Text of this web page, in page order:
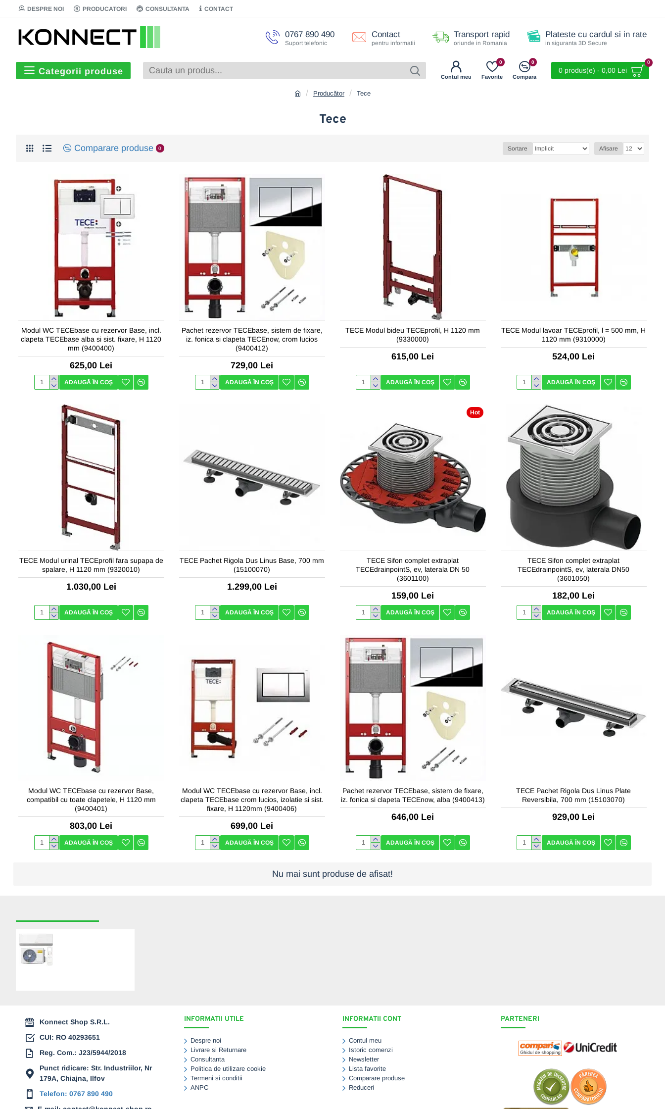
DESPRE NOI PRODUCATORI CONSULTANTA CONTACT
0767 890 490
Suport telefonic
Contact
pentru informatii
Transport rapid
oriunde in Romania
Plateste cu cardul si in rate
in siguranta 3D Secure
Categorii produse
Contul meu Favorite
0
Compara
0
0 produs(e) - 0,00 Lei
0
Producător Tece
Tece
Comparare produse 0 Sortare Afisare
Modul WC TECEbase cu rezervor Base, incl.
clapeta TECEbase alba si sist. fixare, H 1120
mm (9400400)
625,00 Lei
ADAUGĂ ÎN COŞ
Pachet rezervor TECEbase, sistem de fixare,
iz. fonica si clapeta TECEnow, crom lucios
(9400412)
729,00 Lei
ADAUGĂ ÎN COŞ
TECE Modul bideu TECEprofil, H 1120 mm
(9330000)
615,00 Lei
ADAUGĂ ÎN COŞ
TECE Modul lavoar TECEprofil, l = 500 mm, H
1120 mm (9310000)
524,00 Lei
ADAUGĂ ÎN COŞ
TECE Modul urinal TECEprofil fara supapa de
spalare, H 1120 mm (9320010)
1.030,00 Lei
ADAUGĂ ÎN COŞ
TECE Pachet Rigola Dus Linus Base, 700 mm
(15100070)
1.299,00 Lei
ADAUGĂ ÎN COŞ
Hot
TECE Sifon complet extraplat
TECEdrainpointS, ev, laterala DN 50
(3601100)
159,00 Lei
ADAUGĂ ÎN COŞ
TECE Sifon complet extraplat
TECEdrainpointS, ev, laterala DN50
(3601050)
182,00 Lei
ADAUGĂ ÎN COŞ
Modul WC TECEbase cu rezervor Base,
compatibil cu toate clapetele, H 1120 mm
(9400401)
803,00 Lei
ADAUGĂ ÎN COŞ
Modul WC TECEbase cu rezervor Base, incl.
clapeta TECEbase crom lucios, izolatie si sist.
fixare, H 1120mm (9400406)
699,00 Lei
ADAUGĂ ÎN COŞ
Pachet rezervor TECEbase, sistem de fixare,
iz. fonica si clapeta TECEnow, alba (9400413)
646,00 Lei
ADAUGĂ ÎN COŞ
TECE Pachet Rigola Dus Linus Plate
Reversibila, 700 mm (15103070)
929,00 Lei
ADAUGĂ ÎN COŞ
Nu mai sunt produse de afisat!
Konnect Shop S.R.L.
CUI: RO 40293651
Reg. Com.: J23/5944/2018
Punct ridicare: Str. Industriilor, Nr
179A, Chiajna, Ilfov
Telefon: 0767 890 490
INFORMATII UTILE
Despre noi
Livrare si Returnare
Consultanta
Politica de utilizare cookie
Termeni si conditii
ANPC
INFORMATII CONT
Contul meu
Istoric comenzi
Newsletter
Lista favorite
Comparare produse
Reduceri
PARTENERI